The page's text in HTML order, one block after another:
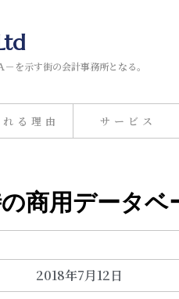
を示す街の会計事務所となる。
る理由 サービス
商用データベ
2018年7月12日